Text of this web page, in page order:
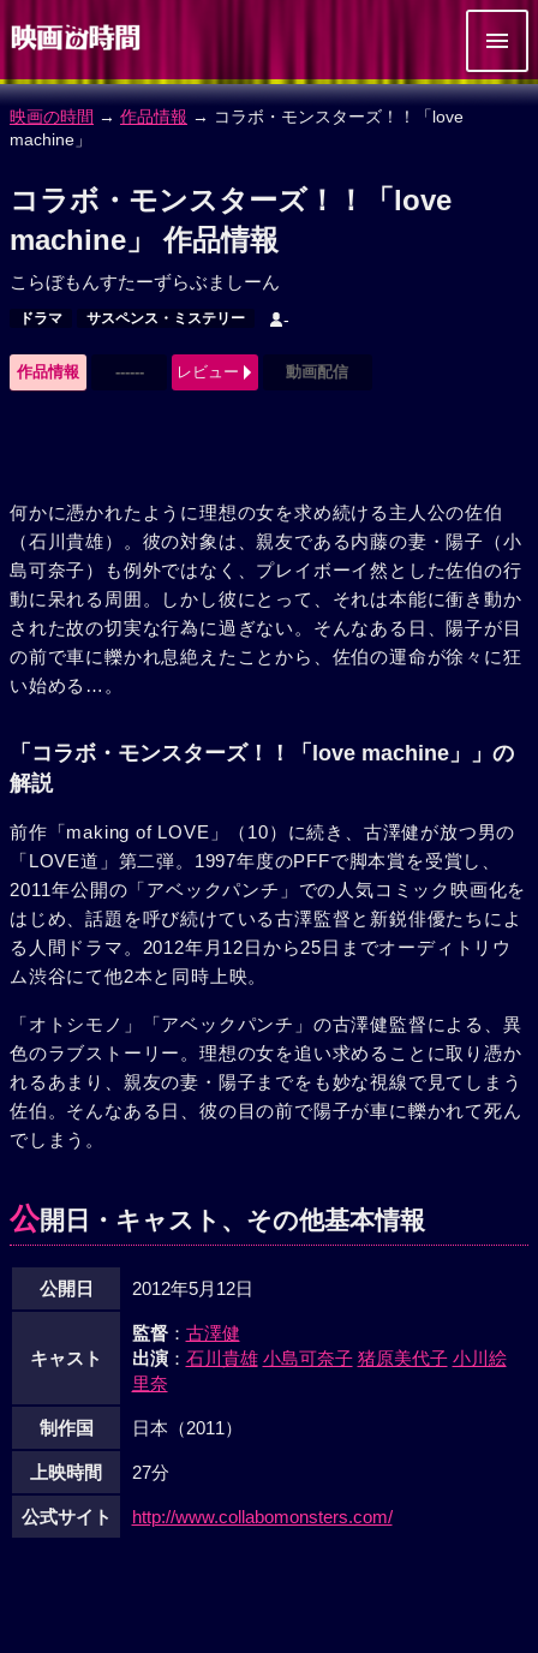
映画の時間 → 作品情報 → コラボ・モンスターズ！！「love
machine」
コラボ・モンスターズ！！「love
machine」 作品情報
こらぼもんすたーずらぶましーん
ドラマ サスペンス・ミステリー -
作品情報 ------ レビュー 動画配信
何かに憑かれたように理想の女を求め続ける主人公の佐伯
（石川貴雄）。彼の対象は、親友である内藤の妻・陽子（小
島可奈子）も例外ではなく、プレイボーイ然とした佐伯の行
動に呆れる周囲。しかし彼にとって、それは本能に衝き動か
された故の切実な行為に過ぎない。そんなある日、陽子が目
の前で車に轢かれ息絶えたことから、佐伯の運命が徐々に狂
い始める…。
「コラボ・モンスターズ！！「love machine」」の
解説
前作「making of LOVE」（10）に続き、古澤健が放つ男の
「LOVE道」第二弾。1997年度のPFFで脚本賞を受賞し、
2011年公開の「アベックパンチ」での人気コミック映画化を
はじめ、話題を呼び続けている古澤監督と新鋭俳優たちによ
る人間ドラマ。2012年月12日から25日までオーディトリウ
ム渋谷にて他2本と同時上映。
「オトシモノ」「アベックパンチ」の古澤健監督による、異
色のラブストーリー。理想の女を追い求めることに取り憑か
れるあまり、親友の妻・陽子までをも妙な視線で見てしまう
佐伯。そんなある日、彼の目の前で陽子が車に轢かれて死ん
でしまう。
公開日・キャスト、その他基本情報
公開日 2012年5月12日
キャスト
監督： 古澤健
出演： 石川貴雄 小島可奈子 猪原美代子 小川絵
里奈
制作国 日本（2011）
上映時間 27分
公式サイト http://www.collabomonsters.com/